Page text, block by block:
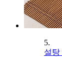
5.
설탕